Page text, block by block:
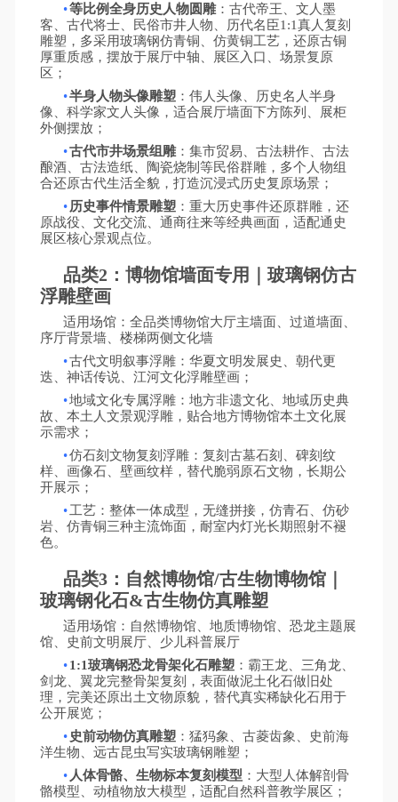
•等比例全身历史人物圆雕：古代帝王、文人墨
客、古代将士、民俗市井人物、历代名臣1:1真人复刻
雕塑，多采用玻璃钢仿青铜、仿黄铜工艺，还原古铜
厚重质感，摆放于展厅中轴、展区入口、场景复原
区；
•半身人物头像雕塑：伟人头像、历史名人半身
像、科学家文人头像，适合展厅墙面下方陈列、展柜
外侧摆放；
•古代市井场景组雕：集市贸易、古法耕作、古法
酿酒、古法造纸、陶瓷烧制等民俗群雕，多个人物组
合还原古代生活全貌，打造沉浸式历史复原场景；
•历史事件情景雕塑：重大历史事件还原群雕，还
原战役、文化交流、通商往来等经典画面，适配通史
展区核心景观点位。
品类2：博物馆墙面专用｜玻璃钢仿古
浮雕壁画
适用场馆：全品类博物馆大厅主墙面、过道墙面、
序厅背景墙、楼梯两侧文化墙
•古代文明叙事浮雕：华夏文明发展史、朝代更
迭、神话传说、江河文化浮雕壁画；
•地域文化专属浮雕：地方非遗文化、地域历史典
故、本土人文景观浮雕，贴合地方博物馆本土文化展
示需求；
•仿石刻文物复刻浮雕：复刻古墓石刻、碑刻纹
样、画像石、壁画纹样，替代脆弱原石文物，长期公
开展示；
•工艺：整体一体成型，无缝拼接，仿青石、仿砂
岩、仿青铜三种主流饰面，耐室内灯光长期照射不褪
色。
品类3：自然博物馆/古生物博物馆｜
玻璃钢化石&古生物仿真雕塑
适用场馆：自然博物馆、地质博物馆、恐龙主题展
馆、史前文明展厅、少儿科普展厅
•1:1玻璃钢恐龙骨架化石雕塑：霸王龙、三角龙、
剑龙、翼龙完整骨架复刻，表面做泥土化石做旧处
理，完美还原出土文物原貌，替代真实稀缺化石用于
公开展览；
• 史前动物仿真雕塑：猛犸象、古菱齿象、史前海
洋生物、远古昆虫写实玻璃钢雕塑；
• 人体骨骼、生物标本复刻模型 ：大型人体解剖骨
骼模型、动植物放大模型，适配自然科普教学展区；